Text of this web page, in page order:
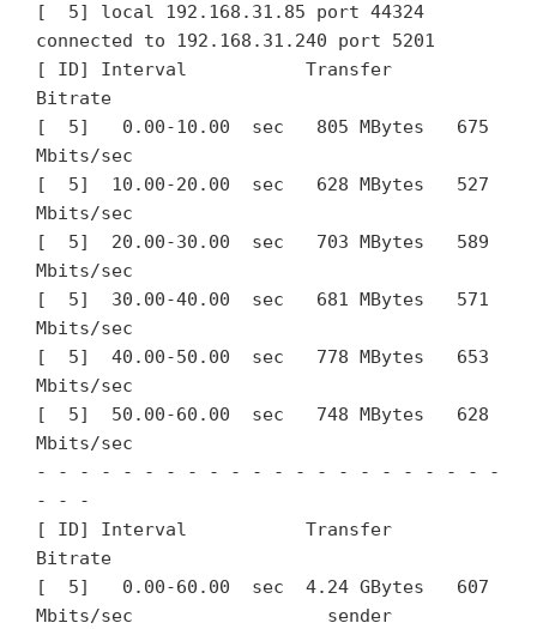
[  5] local 192.168.31.85 port 44324
connected to 192.168.31.240 port 5201
[ ID] Interval           Transfer
Bitrate
[  5]   0.00-10.00  sec   805 MBytes   675
Mbits/sec
[  5]  10.00-20.00  sec   628 MBytes   527
Mbits/sec
[  5]  20.00-30.00  sec   703 MBytes   589
Mbits/sec
[  5]  30.00-40.00  sec   681 MBytes   571
Mbits/sec
[  5]  40.00-50.00  sec   778 MBytes   653
Mbits/sec
[  5]  50.00-60.00  sec   748 MBytes   628
Mbits/sec
- - - - - - - - - - - - - - - - - - - - - -
- - -
[ ID] Interval           Transfer
Bitrate
[  5]   0.00-60.00  sec  4.24 GBytes   607
Mbits/sec                  sender